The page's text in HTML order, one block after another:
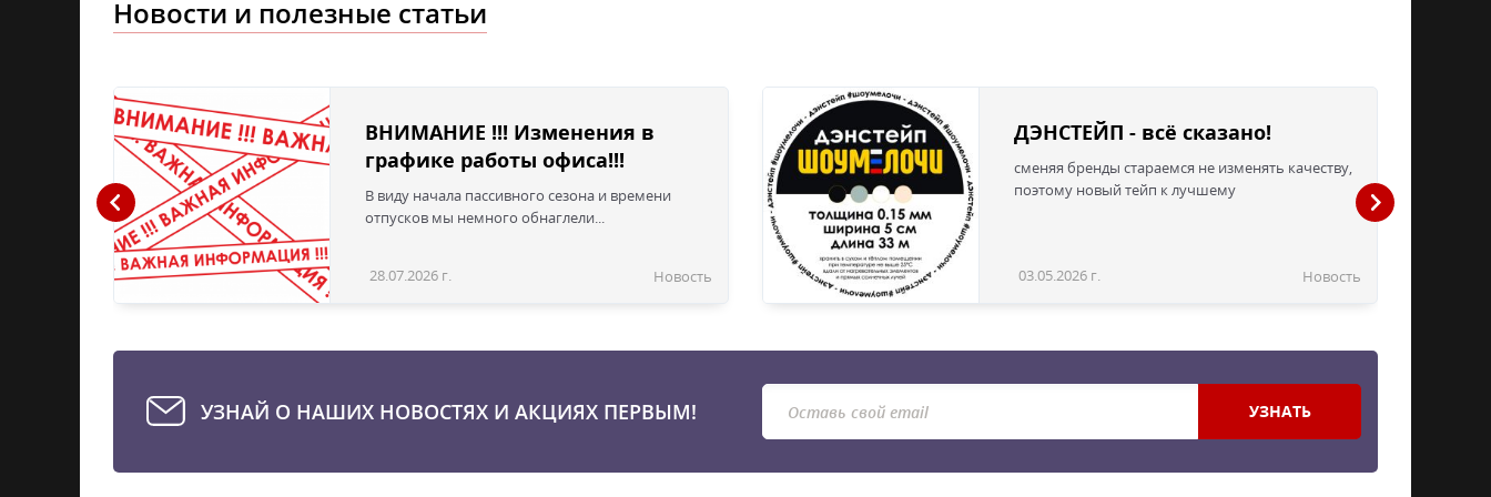
Новости и полезные статьи
ВНИМАНИЕ !!! Изменения в
графике работы офиса!!!
В виду начала пассивного сезона и времени
отпусков мы немного обнаглели...
28.07.2026 г. Новость
ДЭНСТЕЙП - всё сказано!
сменяя бренды стараемся не изменять качеству,
поэтому новый тейп к лучшему
03.05.2026 г. Новость
УЗНАЙ О НАШИХ НОВОСТЯХ И АКЦИЯХ ПЕРВЫМ! УЗНАТЬ